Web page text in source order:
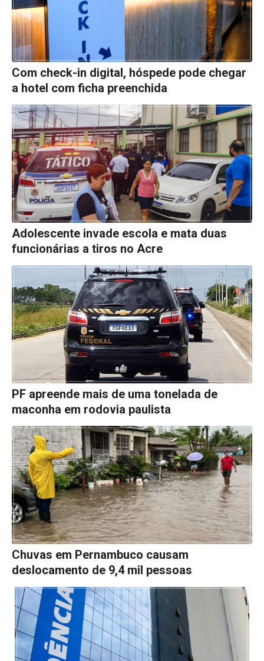
Com check-in digital, hóspede pode chegar
a hotel com ficha preenchida
Adolescente invade escola e mata duas
funcionárias a tiros no Acre
PF apreende mais de uma tonelada de
maconha em rodovia paulista
Chuvas em Pernambuco causam
deslocamento de 9,4 mil pessoas